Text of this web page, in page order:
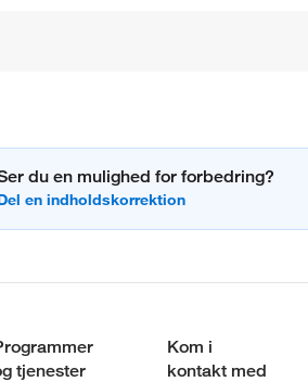
du en mulighed for forbedring?
tjenester
Kom i
kontakt med